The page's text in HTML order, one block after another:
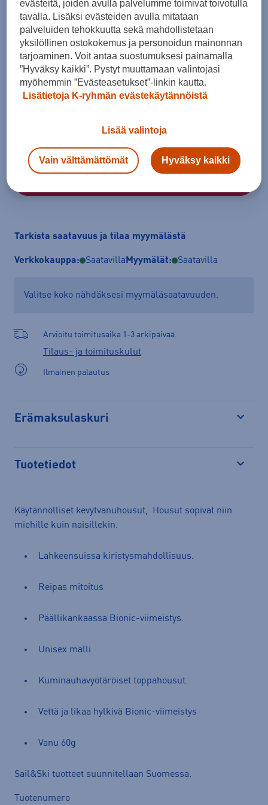
XS / Short S / Long S / Short
M M / Long L L / Short L XL / Long
XL XL / Short XXL XXL / Short XXL / Long
XXXL XXXL / Short XXXL / Long 4XL 4XL / Short
Tarkista saatavuus ja tilaa myymälästä
Verkkokauppa: Saatavilla Myymälät: Saatavilla
Valitse koko nähdäksesi myymäläsaatavuuden.
Arvioitu toimitusaika 1-3 arkipäivää.
Tilaus- ja toimituskulut
Ilmainen palautus
Erämaksulaskuri
Tuotetiedot
Käytännölliset kevytvanuhousut, Housut sopivat niin
miehille kuin naisillekin.
Lahkeensuissa kiristysmahdollisuus.
Reipas mitoitus
Päällikankaassa Bionic-viimeistys.
Unisex malli
Kuminauhavyötäröiset toppahousut.
Vettä ja likaa hylkivä Bionic-viimeistys
Vanu 60g
Sail&Ski tuotteet suunnitellaan Suomessa.
Tuotenumero
evästeitä, joiden avulla palvelumme toimivat toivotulla
tavalla. Lisäksi evästeiden avulla mitataan
palveluiden tehokkuutta sekä mahdollistetaan
yksilöllinen ostokokemus ja personoidun mainonnan
tarjoaminen. Voit antaa suostumuksesi painamalla
”Hyväksy kaikki”. Pystyt muuttamaan valintojasi
myöhemmin ”Evästeasetukset”-linkin kautta.
Lisätietoja K-ryhmän evästekäytännöistä
Lisää valintoja
Vain välttämättömät Hyväksy kaikki